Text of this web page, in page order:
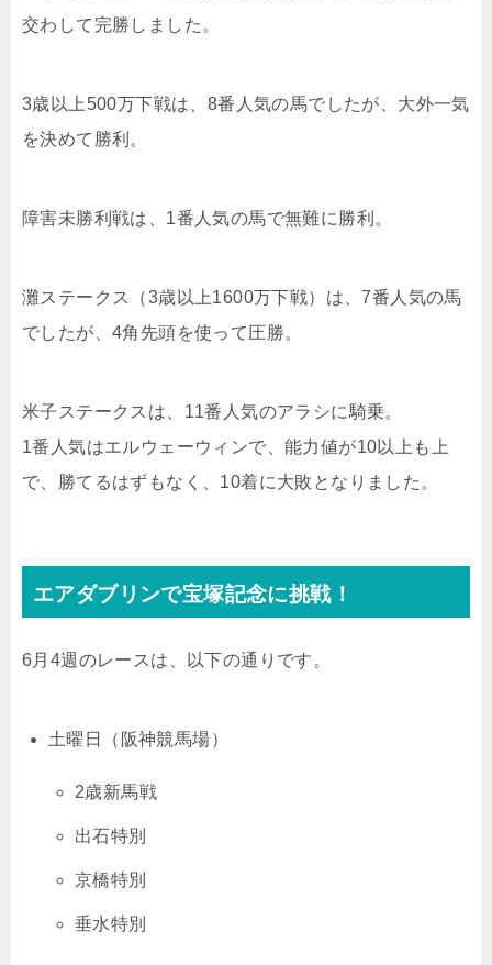
交わして完勝しました。
3歳以上500万下戦は、8番人気の馬でしたが、大外一気
を決めて勝利。
障害未勝利戦は、1番人気の馬で無難に勝利。
灘ステークス（3歳以上1600万下戦）は、7番人気の馬
でしたが、4角先頭を使って圧勝。
米子ステークスは、11番人気のアラシに騎乗。
1番人気はエルウェーウィンで、能力値が10以上も上
で、勝てるはずもなく、10着に大敗となりました。
エアダブリンで宝塚記念に挑戦！
6月4週のレースは、以下の通りです。
土曜日（阪神競馬場）
2歳新馬戦
出石特別
京橋特別
垂水特別